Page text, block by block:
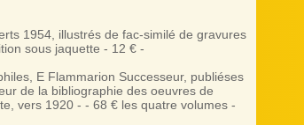
1954, illustrés de fac-similé de gravures
sous jaquette - 12 € -
E Flammarion Successeur, publiéses
de la bibliographie des oeuvres de
vers 1920 - - 68 € les quatre volumes -